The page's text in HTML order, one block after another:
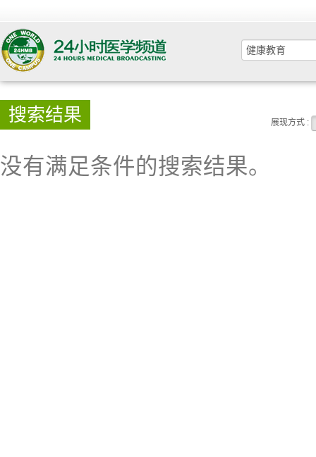
搜索结果 展现方式 :
没有满足条件的搜索结果。